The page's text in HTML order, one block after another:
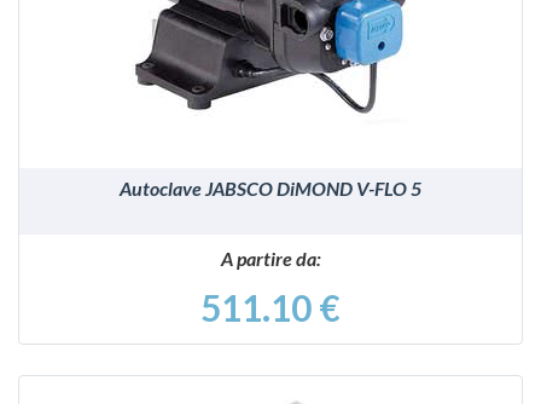
VEDI
Autoclave JABSCO DiMOND V-FLO 5
A partire da:
511.10 €